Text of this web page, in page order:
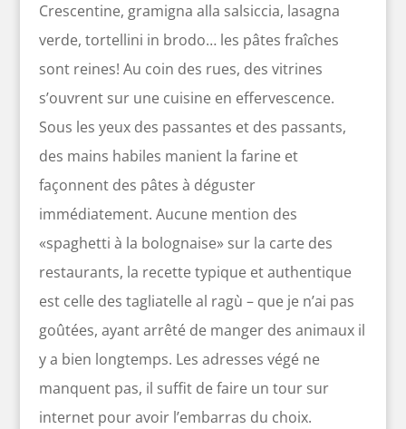
Crescentine, gramigna alla salsiccia, lasagna
verde, tortellini in brodo… les pâtes fraîches
sont reines! Au coin des rues, des vitrines
s’ouvrent sur une cuisine en effervescence.
Sous les yeux des passantes et des passants,
des mains habiles manient la farine et
façonnent des pâtes à déguster
immédiatement. Aucune mention des
«spaghetti à la bolognaise» sur la carte des
restaurants, la recette typique et authentique
est celle des tagliatelle al ragù – que je n’ai pas
goûtées, ayant arrêté de manger des animaux il
y a bien longtemps. Les adresses végé ne
manquent pas, il suffit de faire un tour sur
internet pour avoir l’embarras du choix.